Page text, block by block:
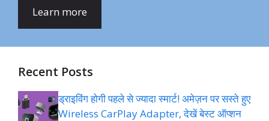
Learn more
Recent Posts
ड्राइविंग होगी पहले से ज्यादा स्मार्ट! अमेज़न पर सस्ते हुए
Wireless CarPlay Adapter, देखें बेस्ट ऑप्शन